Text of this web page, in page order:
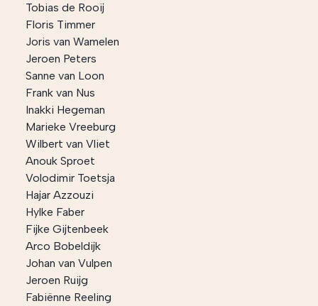
Tobias de Rooij
Floris Timmer
Joris van Wamelen
Jeroen Peters
Sanne van Loon
Frank van Nus
Inakki Hegeman
Marieke Vreeburg
Wilbert van Vliet
Anouk Sproet
Volodimir Toetsja
Hajar Azzouzi
Hylke Faber
Fijke Gijtenbeek
Arco Bobeldijk
Johan van Vulpen
Jeroen Ruijg
Fabiënne Reeling